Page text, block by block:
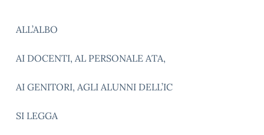
ALL’ALBO
AI DOCENTI, AL PERSONALE ATA,
AI GENITORI, AGLI ALUNNI DELL’IC
SI LEGGA